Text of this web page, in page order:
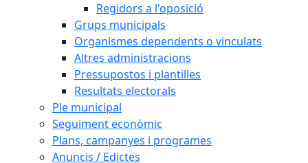
Regidors a l'oposició
Grups municipals
Organismes dependents o vinculats
Altres administracions
Pressupostos i plantilles
Resultats electorals
Ple municipal
Seguiment econòmic
Plans, campanyes i programes
Anuncis / Edictes